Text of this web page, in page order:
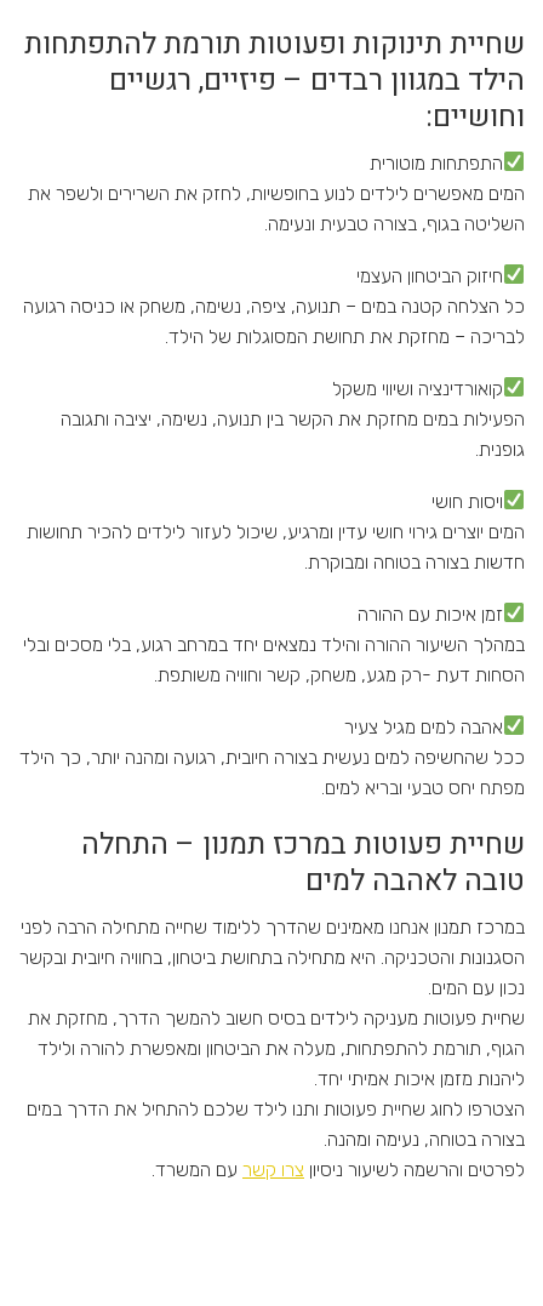
שחיית תינוקות ופעוטות תורמת להתפתחות
הילד במגוון רבדים – פיזיים, רגשיים
וחושיים:
התפתחות מוטורית
המים מאפשרים לילדים לנוע בחופשיות, לחזק את השרירים ולשפר את
השליטה בגוף, בצורה טבעית ונעימה.
חיזוק הביטחון העצמי
כל הצלחה קטנה במים – תנועה, ציפה, נשימה, משחק או כניסה רגועה
לבריכה – מחזקת את תחושת המסוגלות של הילד.
קואורדינציה ושיווי משקל
הפעילות במים מחזקת את הקשר בין תנועה, נשימה, יציבה ותגובה
גופנית.
ויסות חושי
המים יוצרים גירוי חושי עדין ומרגיע, שיכול לעזור לילדים להכיר תחושות
חדשות בצורה בטוחה ומבוקרת.
זמן איכות עם ההורה
במהלך השיעור ההורה והילד נמצאים יחד במרחב רגוע, בלי מסכים ובלי
הסחות דעת -רק מגע, משחק, קשר וחוויה משותפת.
אהבה למים מגיל צעיר
ככל שהחשיפה למים נעשית בצורה חיובית, רגועה ומהנה יותר, כך הילד
מפתח יחס טבעי ובריא למים.
שחיית פעוטות במרכז תמנון – התחלה
טובה לאהבה למים
במרכז תמנון אנחנו מאמינים שהדרך ללימוד שחייה מתחילה הרבה לפני
הסגנונות והטכניקה. היא מתחילה בתחושת ביטחון, בחוויה חיובית ובקשר
נכון עם המים.
שחיית פעוטות מעניקה לילדים בסיס חשוב להמשך הדרך, מחזקת את
הגוף, תורמת להתפתחות, מעלה את הביטחון ומאפשרת להורה ולילד
ליהנות מזמן איכות אמיתי יחד.
הצטרפו לחוג שחיית פעוטות ותנו לילד שלכם להתחיל את הדרך במים
בצורה בטוחה, נעימה ומהנה.
לפרטים והרשמה לשיעור ניסיון צרו קשר עם המשרד.